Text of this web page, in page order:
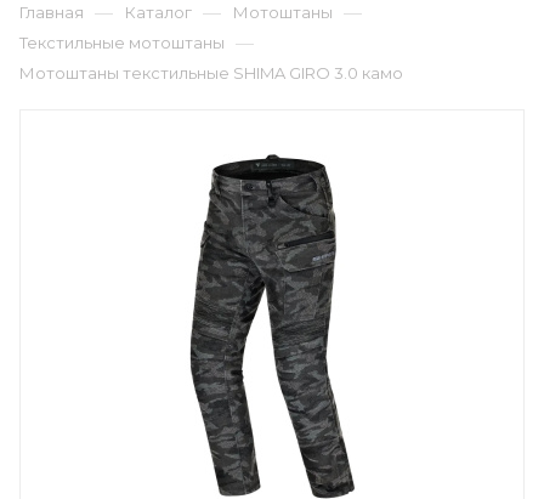
Главная — Каталог — Мотоштаны —
Текстильные мотоштаны —
Мотоштаны текстильные SHIMA GIRO 3.0 камо